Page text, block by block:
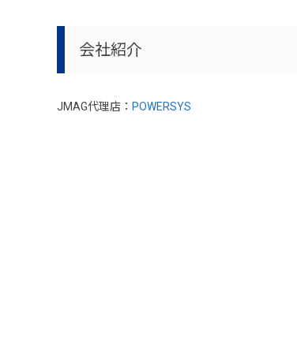
会社紹介
JMAG代理店： POWERSYS